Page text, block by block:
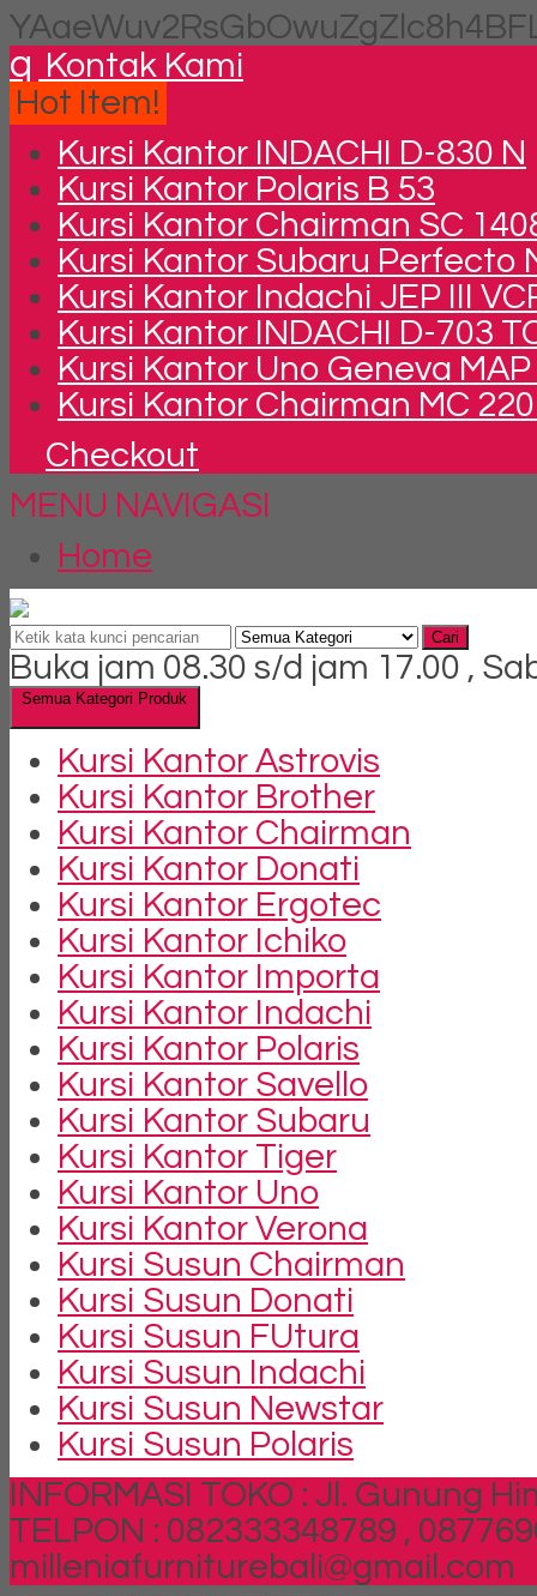
q Kontak Kami
Hot Item!
Kursi Kantor INDACHI D-830 N
Kursi Kantor Polaris B 53
Kursi Kantor Chairman SC
Kursi Kantor Subaru Perfecto
Kursi Kantor Indachi JEP III
Kursi Kantor INDACHI D-703
Kursi Kantor Uno Geneva MAP
Kursi Kantor Chairman MC
Checkout
MENU NAVIGASI
Home
Cari
Buka jam 08.30 s/d jam 17.00 ,
Semua Kategori Produk
Kursi Kantor Astrovis
Kursi Kantor Brother
Kursi Kantor Chairman
Kursi Kantor Donati
Kursi Kantor Ergotec
Kursi Kantor Ichiko
Kursi Kantor Importa
Kursi Kantor Indachi
Kursi Kantor Polaris
Kursi Kantor Savello
Kursi Kantor Subaru
Kursi Kantor Tiger
Kursi Kantor Uno
Kursi Kantor Verona
Kursi Susun Chairman
Kursi Susun Donati
Kursi Susun FUtura
Kursi Susun Indachi
Kursi Susun Newstar
Kursi Susun Polaris
INFORMASI TOKO : Jl. Gunung
TELPON : 082333348789 ,
milleniafurniturebali@gmail.com